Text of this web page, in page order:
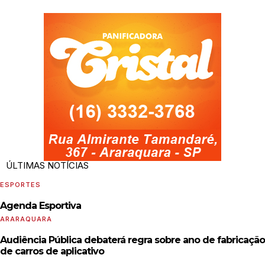
ÚLTIMAS NOTÍCIAS
ESPORTES
Agenda Esportiva
ARARAQUARA
Audiência Pública debaterá regra sobre ano de fabricação
de carros de aplicativo